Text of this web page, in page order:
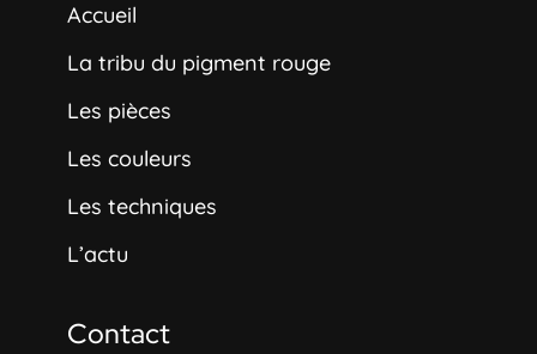
Accueil
La tribu du pigment rouge
Les pièces
Les couleurs
Les techniques
L’actu
Contact